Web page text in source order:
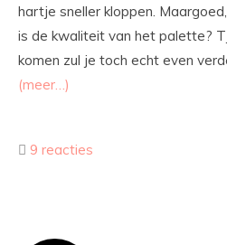
hartje sneller kloppen.
is de kwaliteit van het palette?
komen zul je toch echt even
(meer…)
9 reacties